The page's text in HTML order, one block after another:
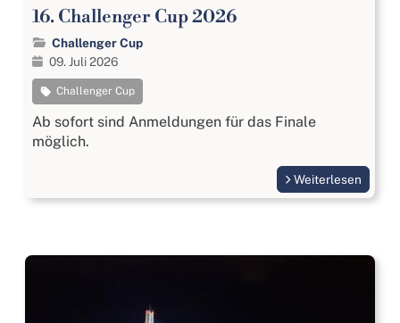
16. Challenger Cup 2026
Challenger Cup
09. Juli 2026
Challenger Cup
Ab sofort sind Anmeldungen für das Finale
möglich.
Weiterlesen